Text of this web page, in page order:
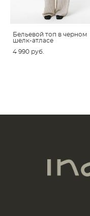
Бельевой топ в черном
шелк-атласе
4 990 pуб.